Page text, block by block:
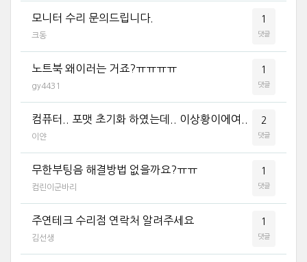
모니터 수리 문의드립니다.
크동
1
댓글
노트북 왜이러는 거죠?ㅠㅠㅠㅠ
gy4431
1
댓글
컴퓨터.. 포맷 초기화 하였는데.. 이상황이에여..
이얀
2
댓글
무한부팅음 해결방법 없을까요?ㅠㅠ
컴린이군바리
1
댓글
주연테크 수리점 연락처 알려주세요
김선생
1
댓글